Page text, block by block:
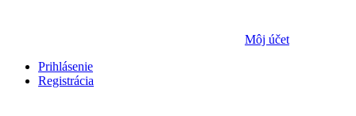
Môj účet
Prihlásenie
Registrácia